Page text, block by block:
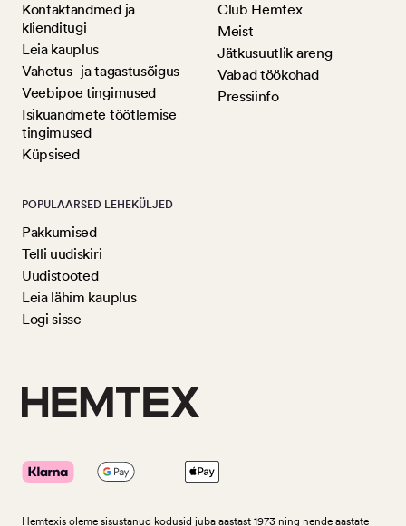
Kontaktandmed ja
klienditugi
Leia kauplus
Vahetus- ja tagastusõigus
Veebipoe tingimused
Isikuandmete töötlemise
tingimused
Küpsised
Club Hemtex
Meist
Jätkusuutlik areng
Vabad töökohad
Pressiinfo
POPULAARSED LEHEKÜLJED
Pakkumised
Telli uudiskiri
Uudistooted
Leia lähim kauplus
Logi sisse
Hemtexis oleme sisustanud kodusid juba aastast 1973 ning nende aastate